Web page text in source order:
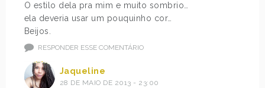
O estilo dela pra mim e muito sombrio…
ela deveria usar um pouquinho cor…
Beijos.
RESPONDER ESSE COMENTÁRIO
Jaqueline
28 DE MAIO DE 2013 - 23:00